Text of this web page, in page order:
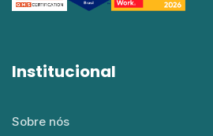
Institucional
Sobre nós